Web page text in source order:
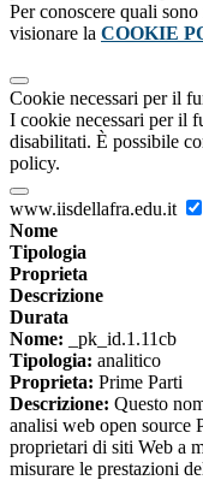
Per conoscere quali
visionare la COOKIE
Cookie necessari per il
I cookie necessari per il
disabilitati. È possibile
policy.
www.iisdellafra.edu.it
Nome
Tipologia
Proprieta
Descrizione
Durata
Nome: _pk_id.1.11cb
Tipologia: analitico
Proprieta: Prime Parti
Descrizione: Questo
analisi web open source
proprietari di siti Web a
misurare le prestazioni